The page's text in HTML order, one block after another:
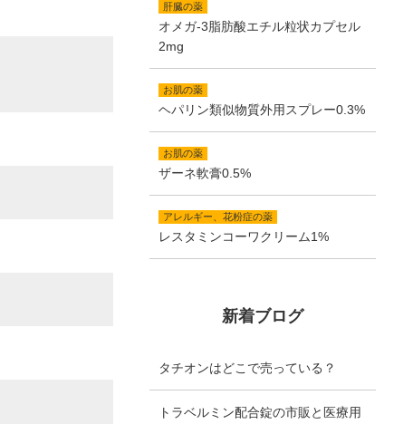
肝臓の薬
オメガ-3脂肪酸エチル粒状カプセル
2mg
お肌の薬
ヘパリン類似物質外用スプレー0.3%
お肌の薬
ザーネ軟膏0.5%
アレルギー、花粉症の薬
レスタミンコーワクリーム1%
新着ブログ
タチオンはどこで売っている？
トラベルミン配合錠の市販と医療用